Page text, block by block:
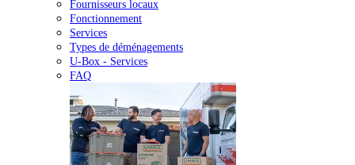
Fournisseurs locaux
Fonctionnement
Services
Types de déménagements
U-Box - Services
FAQ